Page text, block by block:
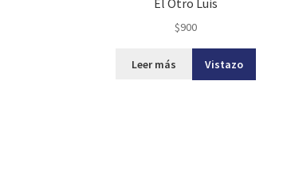
El Otro Luis
$900
Leer más Vistazo